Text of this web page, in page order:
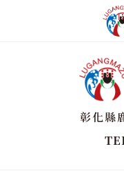
彰化縣